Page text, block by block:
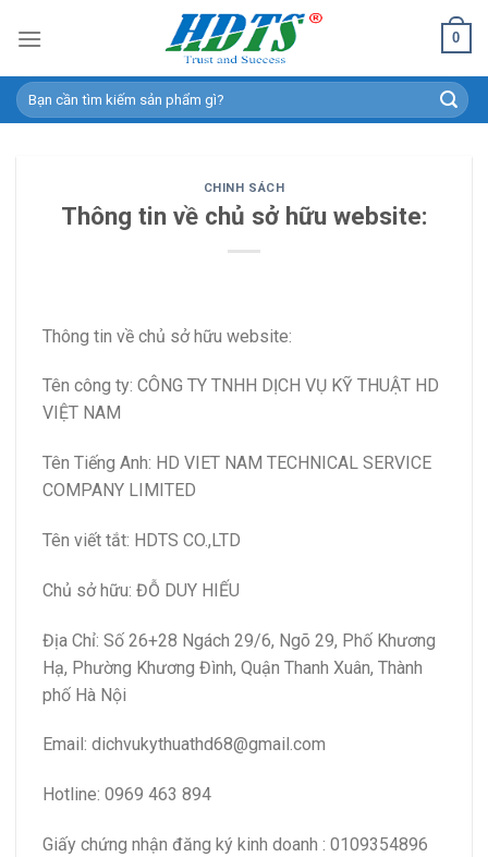
0
Search
for:
CHINH SÁCH
Thông tin về chủ sở hữu website:
Thông tin về chủ sở hữu website:
Tên công ty: CÔNG TY TNHH DỊCH VỤ KỸ THUẬT HD
VIỆT NAM
Tên Tiếng Anh: HD VIET NAM TECHNICAL SERVICE
COMPANY LIMITED
Tên viết tắt: HDTS CO.,LTD
Chủ sở hữu: ĐỖ DUY HIẾU
Địa Chỉ: Số 26+28 Ngách 29/6, Ngõ 29, Phố Khương
Hạ, Phường Khương Đình, Quận Thanh Xuân, Thành
phố Hà Nội
Email: dichvukythuathd68@gmail.com
Hotline: 0969 463 894
Giấy chứng nhận đăng ký kinh doanh : 0109354896